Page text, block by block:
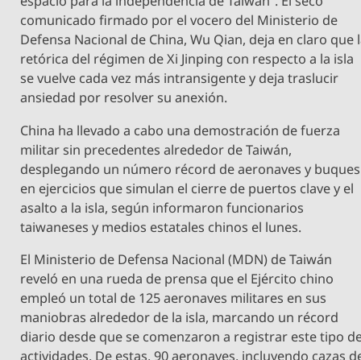
comunicado firmado por el vocero del Ministerio de
Defensa Nacional de China, Wu Qian, deja en claro que
retórica del régimen de Xi Jinping con respecto a la isla
se vuelve cada vez más intransigente y deja traslucir
ansiedad por resolver su anexión.
China ha llevado a cabo una demostración de fuerza
militar sin precedentes alrededor de Taiwán,
desplegando un número récord de aeronaves y buques
en ejercicios que simulan el cierre de puertos clave y el
asalto a la isla, según informaron funcionarios
taiwaneses y medios estatales chinos el lunes.
El Ministerio de Defensa Nacional (MDN) de Taiwán
reveló en una rueda de prensa que el Ejército chino
empleó un total de 125 aeronaves militares en sus
maniobras alrededor de la isla, marcando un récord
diario desde que se comenzaron a registrar este tipo
actividades. De estas, 90 aeronaves, incluyendo cazas